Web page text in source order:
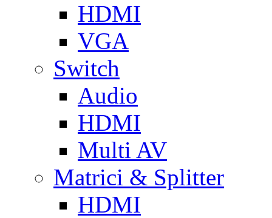
HDMI
VGA
Switch
Audio
HDMI
Multi AV
Matrici & Splitter
HDMI